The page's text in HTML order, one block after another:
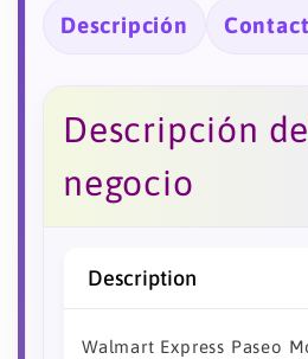
Descripción
Descripción
negocio
Description
Walmart Express Paseo